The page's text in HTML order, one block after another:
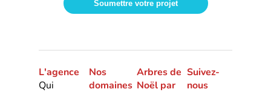
L'agence
Qui
Nos
domaines
Arbres de
Noël par
Suivez-
nous